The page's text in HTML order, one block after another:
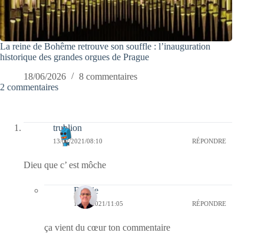
La reine de Bohême retrouve son souffle : l’inauguration
historique des grandes orgues de Prague
18/06/2026
8 commentaires
2 commentaires
trublion
13/02/2021/08:10 RÉPONDRE
Dieu que c’ est môche
Bernie
13/02/2021/11:05 RÉPONDRE
ça vient du cœur ton commentaire